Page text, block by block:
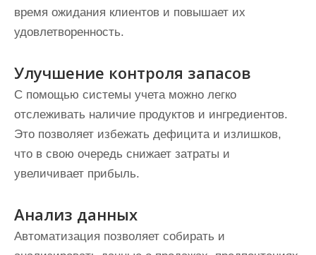
время ожидания клиентов и повышает их
удовлетворенность.
Улучшение контроля запасов
С помощью системы учета можно легко
отслеживать наличие продуктов и ингредиентов.
Это позволяет избежать дефицита и излишков,
что в свою очередь снижает затраты и
увеличивает прибыль.
Анализ данных
Автоматизация позволяет собирать и